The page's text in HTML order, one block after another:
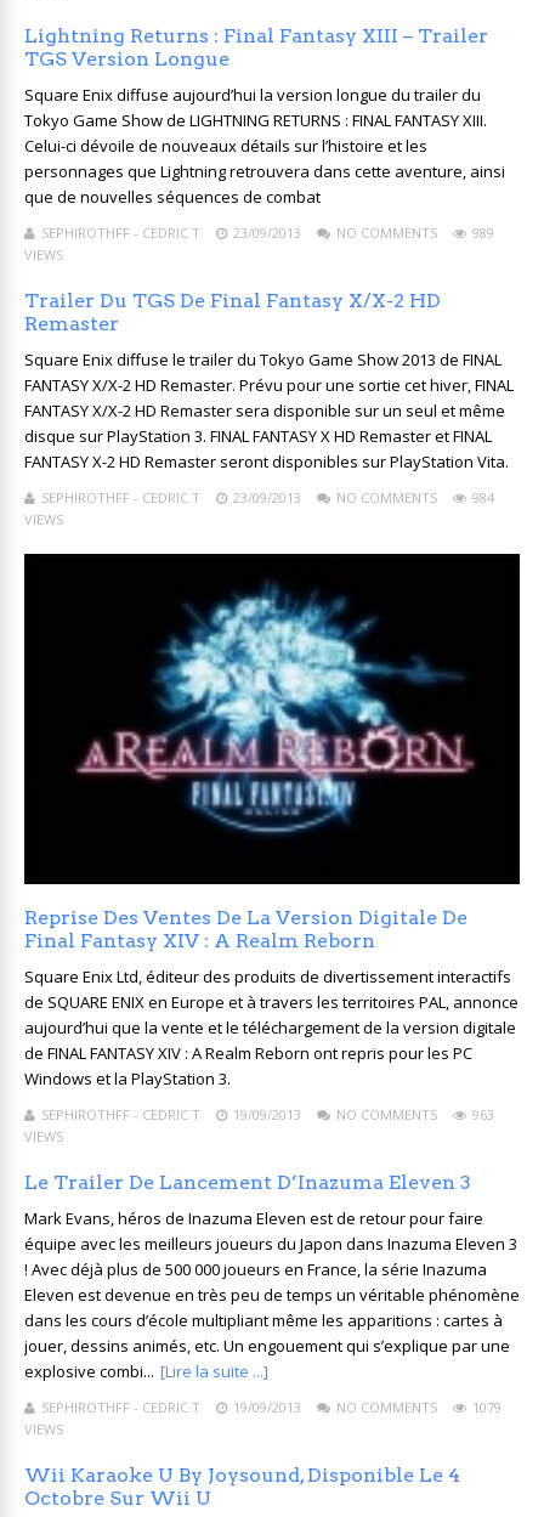
Lightning Returns : Final Fantasy XIII – Trailer
TGS Version Longue
Square Enix diffuse aujourd’hui la version longue du trailer du
Tokyo Game Show de LIGHTNING RETURNS : FINAL FANTASY XIII.
Celui-ci dévoile de nouveaux détails sur l’histoire et les
personnages que Lightning retrouvera dans cette aventure, ainsi
que de nouvelles séquences de combat
SEPHIROTHFF - CEDRIC T 23/09/2013 NO COMMENTS
989
VIEWS
Trailer Du TGS De Final Fantasy X/X-2 HD
Remaster
Square Enix diffuse le trailer du Tokyo Game Show 2013 de FINAL
FANTASY X/X-2 HD Remaster. Prévu pour une sortie cet hiver, FINAL
FANTASY X/X-2 HD Remaster sera disponible sur un seul et même
disque sur PlayStation 3. FINAL FANTASY X HD Remaster et FINAL
FANTASY X-2 HD Remaster seront disponibles sur PlayStation Vita.
SEPHIROTHFF - CEDRIC T 23/09/2013 NO COMMENTS
984
VIEWS
Reprise Des Ventes De La Version Digitale De
Final Fantasy XIV : A Realm Reborn
Square Enix Ltd, éditeur des produits de divertissement interactifs
de SQUARE ENIX en Europe et à travers les territoires PAL, annonce
aujourd’hui que la vente et le téléchargement de la version digitale
de FINAL FANTASY XIV : A Realm Reborn ont repris pour les PC
Windows et la PlayStation 3.
SEPHIROTHFF - CEDRIC T 19/09/2013 NO COMMENTS
963
VIEWS
Le Trailer De Lancement D’Inazuma Eleven 3
Mark Evans, héros de Inazuma Eleven est de retour pour faire
équipe avec les meilleurs joueurs du Japon dans Inazuma Eleven 3
! Avec déjà plus de 500 000 joueurs en France, la série Inazuma
Eleven est devenue en très peu de temps un véritable phénomène
dans les cours d’école multipliant même les apparitions : cartes à
jouer, dessins animés, etc. Un engouement qui s’explique par une
explosive combi... [Lire la suite ...]
SEPHIROTHFF - CEDRIC T 19/09/2013 NO COMMENTS
1079
VIEWS
Wii Karaoke U By Joysound, Disponible Le 4
Octobre Sur Wii U